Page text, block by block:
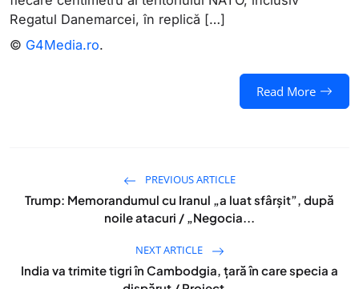
Regatul Danemarcei, în replică […]
© G4Media.ro.
Read More
PREVIOUS ARTICLE
Trump: Memorandumul cu Iranul „a luat sfârșit”, după
noile atacuri / „Negocia...
NEXT ARTICLE
India va trimite tigri în Cambodgia, țară în care specia a